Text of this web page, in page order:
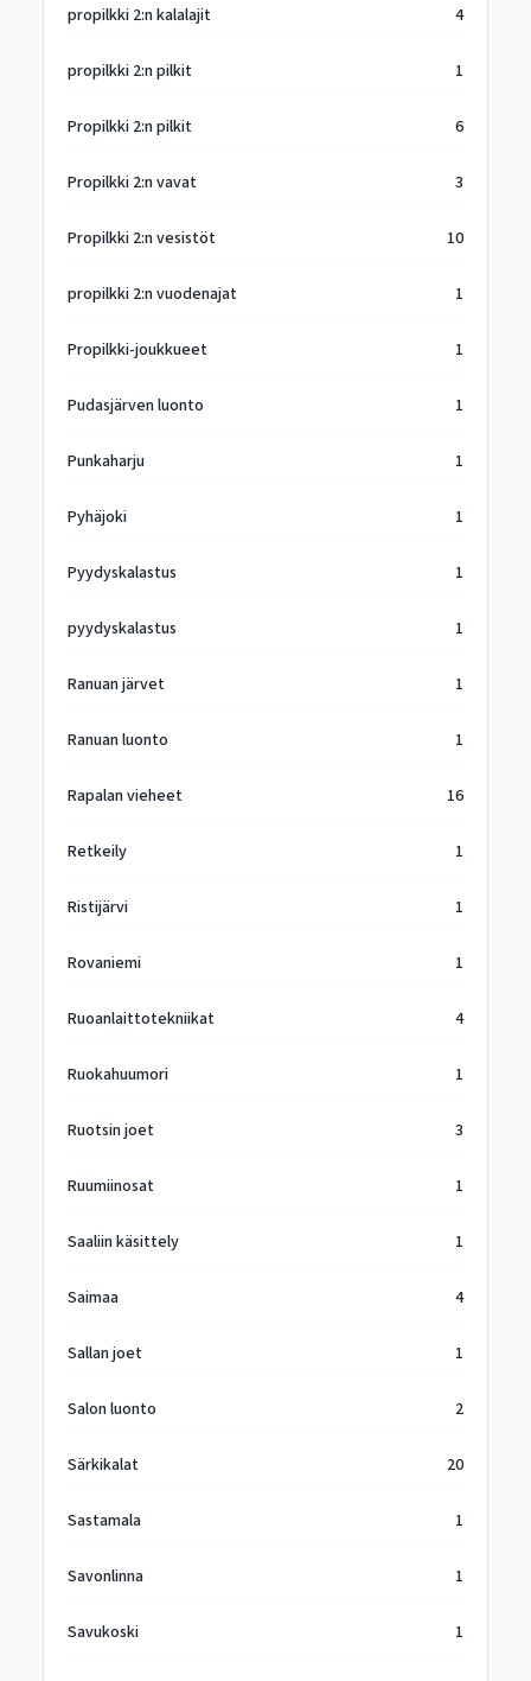
propilkki 2:n kalalajit 4
propilkki 2:n pilkit 1
Propilkki 2:n pilkit 6
Propilkki 2:n vavat 3
Propilkki 2:n vesistöt 10
propilkki 2:n vuodenajat 1
Propilkki-joukkueet 1
Pudasjärven luonto 1
Punkaharju 1
Pyhäjoki 1
Pyydyskalastus 1
pyydyskalastus 1
Ranuan järvet 1
Ranuan luonto 1
Rapalan vieheet 16
Retkeily 1
Ristijärvi 1
Rovaniemi 1
Ruoanlaittotekniikat 4
Ruokahuumori 1
Ruotsin joet 3
Ruumiinosat 1
Saaliin käsittely 1
Saimaa 4
Sallan joet 1
Salon luonto 2
Särkikalat 20
Sastamala 1
Savonlinna 1
Savukoski 1